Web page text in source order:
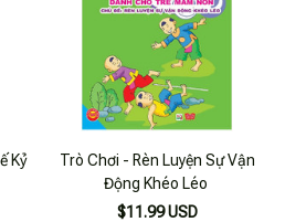
Kỷ
Trò Chơi - Rèn Luyện Sự Vận
Động Khéo Léo
$11.99 USD